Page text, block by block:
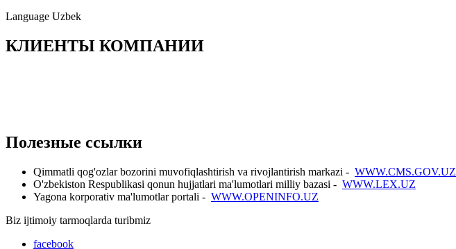
Language Uzbek
КЛИЕНТЫ КОМПАНИИ
Полезные ссылки
Qimmatli qog'ozlar bozorini muvofiqlashtirish va rivojlantirish markazi - WWW.CMS.GOV.UZ
O'zbekiston Respublikasi qonun hujjatlari ma'lumotlari milliy bazasi - WWW.LEX.UZ
Yagona korporativ ma'lumotlar portali - WWW.OPENINFO.UZ
Biz ijtimoiy tarmoqlarda turibmiz
facebook